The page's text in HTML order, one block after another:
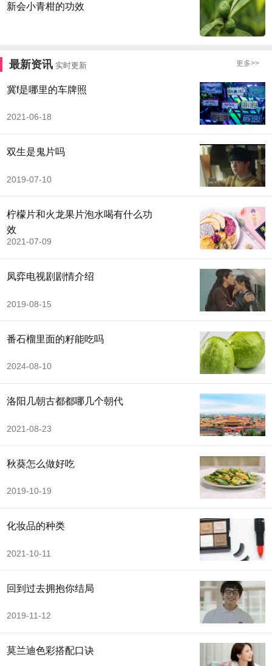
新会小青柑的功效
最新资讯 实时更新 更多>>
冀f是哪里的车牌照
2021-06-18
双生是鬼片吗
2019-07-10
柠檬片和火龙果片泡水喝有什么功
效
2021-07-09
凤弈电视剧剧情介绍
2019-08-15
番石榴里面的籽能吃吗
2024-08-10
洛阳几朝古都都哪几个朝代
2021-08-23
秋葵怎么做好吃
2019-10-19
化妆品的种类
2021-10-11
回到过去拥抱你结局
2019-11-12
莫兰迪色彩搭配口诀